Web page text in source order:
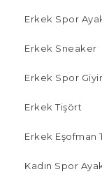
Erkek Spor
Erkek Sneaker
Erkek Spor
Erkek Tişört
Erkek Eşofman
Kadın Spor